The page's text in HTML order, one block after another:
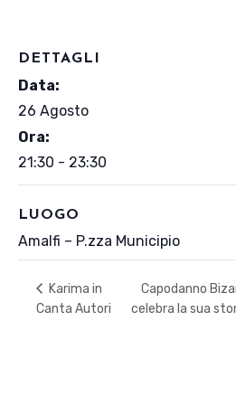
DETTAGLI
Data:
26 Agosto
Ora:
21:30 - 23:30
LUOGO
Amalfi – P.zza Municipio
Karima in
Canta Autori
Capodanno
celebra la sua